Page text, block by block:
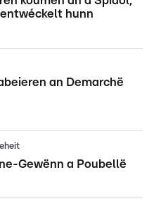
hunn
an Demarchë
Gewënn a Poubellë